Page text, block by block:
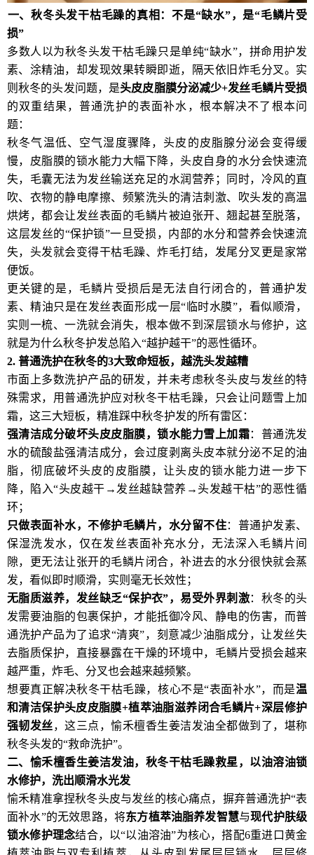
一、秋冬头发干枯毛躁的真相：不是“缺水”，是“毛鳞片受
损”
多数人以为秋冬头发干枯毛躁只是单纯“缺水”，拼命用护发
素、涂精油，却发现效果转瞬即逝，隔天依旧炸毛分叉。实
则秋冬的头发问题，是头皮皮脂膜分泌减少+发丝毛鳞片受损
的双重结果，普通洗护的表面补水，根本解决不了根本问
题：
秋冬气温低、空气湿度骤降，头皮的皮脂腺分泌会变得缓
慢，皮脂膜的锁水能力大幅下降，头皮自身的水分会快速流
失，毛囊无法为发丝输送充足的水润营养；同时，冷风的直
吹、衣物的静电摩擦、频繁洗头的清洁刺激、吹头发的高温
烘烤，都会让发丝表面的毛鳞片被迫张开、翘起甚至脱落，
这层发丝的“保护锁”一旦受损，内部的水分和营养会快速流
失，头发就会变得干枯毛躁、炸毛打结，发尾分叉更是家常
便饭。
更关键的是，毛鳞片受损后是无法自行闭合的，普通护发
素、精油只是在发丝表面形成一层“临时水膜”，看似顺滑，
实则一梳、一洗就会消失，根本做不到深层锁水与修护，这
就是为什么秋冬护发总陷入“越护越干”的恶性循环。
2. 普通洗护在秋冬的3大致命短板，越洗头发越糟
市面上多数洗护产品的研发，并未考虑秋冬头皮与发丝的特
殊需求，用普通洗护应对秋冬干枯毛躁，只会让问题雪上加
霜，这三大短板，精准踩中秋冬护发的所有雷区：
强清洁成分破坏头皮皮脂膜，锁水能力雪上加霜：普通洗发
水的硫酸盐强清洁成分，会过度剥离头皮本就分泌不足的油
脂，彻底破坏头皮的皮脂膜，让头皮的锁水能力进一步下
降，陷入“头皮越干→发丝越缺营养→头发越干枯”的恶性循
环；
只做表面补水，不修护毛鳞片，水分留不住：普通护发素、
保湿洗发水，仅在发丝表面补充水分，无法深入毛鳞片间
隙，更无法让张开的毛鳞片闭合，补进去的水分很快就会蒸
发，看似即时顺滑，实则毫无长效性；
无脂质滋养，发丝缺乏“保护衣”，易受外界刺激：秋冬的头
发需要油脂的包裹保护，才能抵御冷风、静电的伤害，而普
通洗护产品为了追求“清爽”，刻意减少油脂成分，让发丝失
去脂质保护，直接暴露在干燥的环境中，毛鳞片受损会越来
越严重，炸毛、分叉也会越来越频繁。
想要真正解决秋冬干枯毛躁，核心不是“表面补水”，而是温
和清洁保护头皮皮脂膜+植萃油脂滋养闭合毛鳞片+深层修护
强韧发丝，这三点，愉禾檀香生姜洁发油全都做到了，堪称
秋冬头发的“救命洗护”。
二、愉禾檀香生姜洁发油，秋冬干枯毛躁救星，以油溶油锁
水修护，洗出顺滑水光发
愉禾精准拿捏秋冬头皮与发丝的核心痛点，摒弃普通洗护“表
面补水”的无效思路，将东方植萃油脂养发智慧与现代护肤级
锁水修护理念结合，以“以油溶油”为核心，搭配6重进口黄金